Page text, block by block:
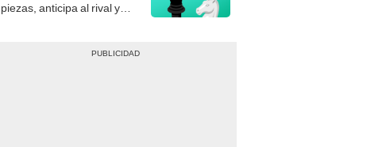
piezas, anticipa al rival y